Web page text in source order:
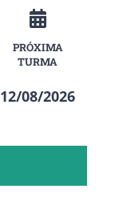
PRÓXIMA
TURMA
12/08/2026